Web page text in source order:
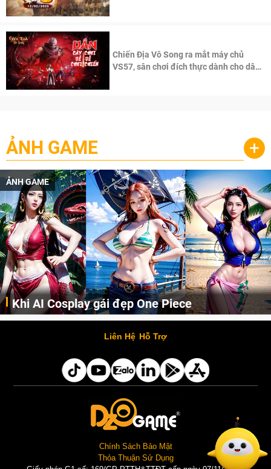
Chiến Địa Vô Song ra mắt máy chủ
VS57, sân chơi đích thực dành cho dân
ẢNH GAME +
ẢNH GAME
Khi AI Cosplay gái đẹp One Piece
Những cô nàng nóng bỏng Boa Hancock, Nico Robin, Nami, Yamato hay Perona được AI vẽ lại dưới hình thức Cosplay cực kỳ chuẩn chỉnh.
Liên Hệ Hỗ Trợ
Chính Sách Bảo Mật
Thỏa Thuận Sử Dụng